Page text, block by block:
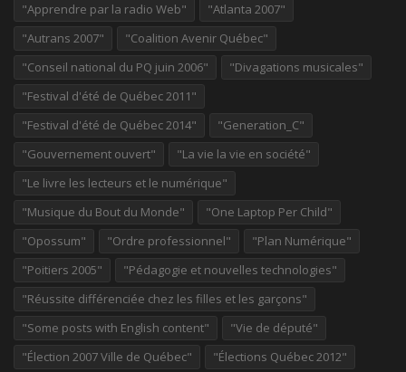
"Apprendre par la radio Web"
"Atlanta 2007"
"Autrans 2007"
"Coalition Avenir Québec"
"Conseil national du PQ juin 2006"
"Divagations musicales"
"Festival d'été de Québec 2011"
"Festival d'été de Québec 2014"
"Generation_C"
"Gouvernement ouvert"
"La vie la vie en société"
"Le livre les lecteurs et le numérique"
"Musique du Bout du Monde"
"One Laptop Per Child"
"Opossum"
"Ordre professionnel"
"Plan Numérique"
"Poitiers 2005"
"Pédagogie et nouvelles technologies"
"Réussite différenciée chez les filles et les garçons"
"Some posts with English content"
"Vie de député"
"Élection 2007 Ville de Québec"
"Élections Québec 2012"